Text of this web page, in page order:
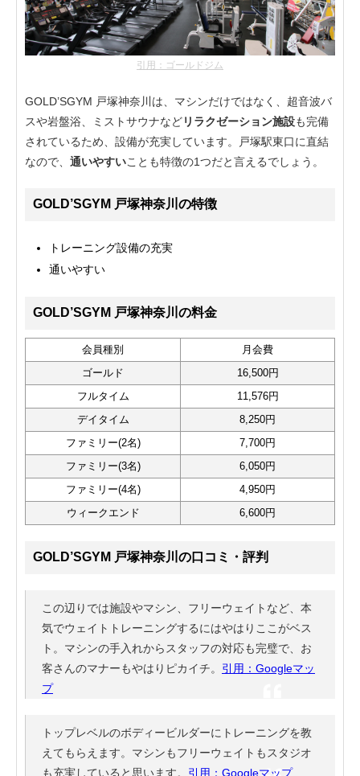
引用：ゴールドジム
GOLD’SGYM 戸塚神奈川は、マシンだけではなく、超音波バ
スや岩盤浴、ミストサウナなどリラクゼーション施設も完備
されているため、設備が充実しています。戸塚駅東口に直結
なので、 通いやすいことも特徴の1つだと言えるでしょう。
GOLD’SGYM 戸塚神奈川の特徴
トレーニング設備の充実
通いやすい
GOLD’SGYM 戸塚神奈川の料金
会員種別
月会費
ゴールド
16,500円
フルタイム
11,576円
デイタイム
8,250円
ファミリー(2名)
7,700円
ファミリー(3名)
6,050円
ファミリー(4名)
4,950円
ウィークエンド
6,600円
GOLD’SGYM 戸塚神奈川の口コミ・評判
この辺りでは施設やマシン、フリーウェイトなど、本
気でウェイトトレーニングするにはやはりここがベス
ト。マシンの手入れからスタッフの対応も完璧で、お
客さんのマナーもやはりピカイチ。 引用：Googleマッ
プ
トップレベルのボディービルダーにトレーニングを教
えてもらえます。マシンもフリーウェイトもスタジオ
も充実していると思います。 引用：Googleマップ